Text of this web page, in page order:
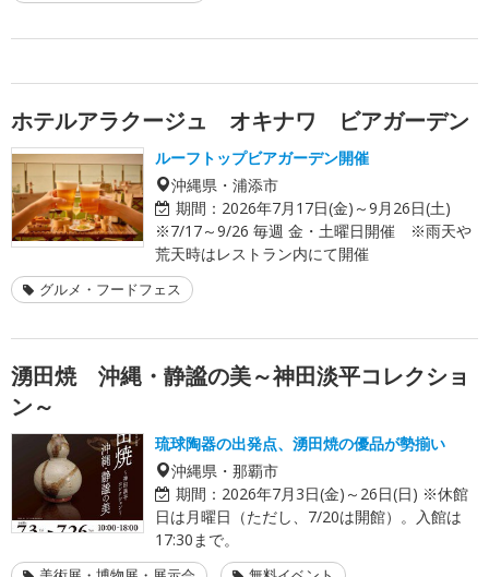
ホテルアラクージュ オキナワ ビアガーデン
ルーフトップビアガーデン開催
沖縄県・浦添市
期間： 2026年7月17日(金)～9月26日(土)
※7/17～9/26 毎週 金・土曜日開催 ※雨天や
荒天時はレストラン内にて開催
グルメ・フードフェス
湧田焼 沖縄・静謐の美～神田淡平コレクショ
ン～
琉球陶器の出発点、湧田焼の優品が勢揃い
沖縄県・那覇市
期間： 2026年7月3日(金)～26日(日) ※休館
日は月曜日（ただし、7/20は開館）。入館は
17:30まで。